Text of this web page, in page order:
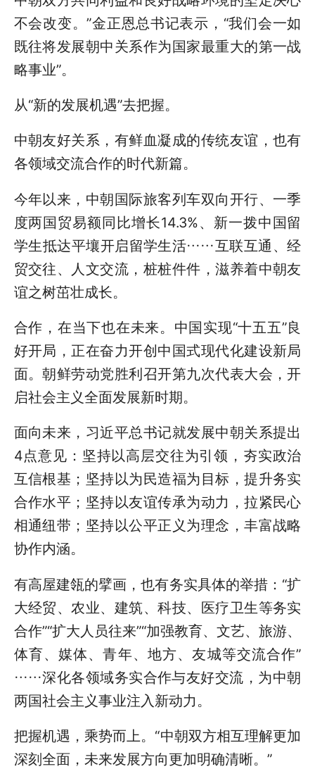
不会改变。”金正恩总书记表示，“我们会一如
既往将发展朝中关系作为国家最重大的第一战
略事业”。
从“新的发展机遇”去把握。
中朝友好关系，有鲜血凝成的传统友谊，也有
各领域交流合作的时代新篇。
今年以来，中朝国际旅客列车双向开行、一季
度两国贸易额同比增长14.3%、新一拨中国留
学生抵达平壤开启留学生活……互联互通、经
贸交往、人文交流，桩桩件件，滋养着中朝友
谊之树茁壮成长。
合作，在当下也在未来。中国实现“十五五”良
好开局，正在奋力开创中国式现代化建设新局
面。朝鲜劳动党胜利召开第九次代表大会，开
启社会主义全面发展新时期。
面向未来，习近平总书记就发展中朝关系提出
4点意见：坚持以高层交往为引领，夯实政治
互信根基；坚持以为民造福为目标，提升务实
合作水平；坚持以友谊传承为动力，拉紧民心
相通纽带；坚持以公平正义为理念，丰富战略
协作内涵。
有高屋建瓴的擘画，也有务实具体的举措：“扩
大经贸、农业、建筑、科技、医疗卫生等务实
合作”“扩大人员往来”“加强教育、文艺、旅游、
体育、媒体、青年、地方、友城等交流合作”
……深化各领域务实合作与友好交流，为中朝
两国社会主义事业注入新动力。
把握机遇，乘势而上。“中朝双方相互理解更加
深刻全面，未来发展方向更加明确清晰。”